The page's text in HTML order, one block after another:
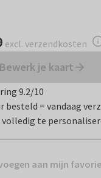
excl. verzendkosten
Bewerk je kaart
9.2/10
besteld = vandaag
volledig te
aan mijn